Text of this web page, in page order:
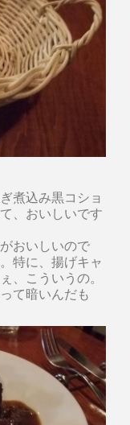
煮込み黒コショ
、おいしいです
おいしいので
特に、揚げキャ
、こういうの。
て暗いんだも